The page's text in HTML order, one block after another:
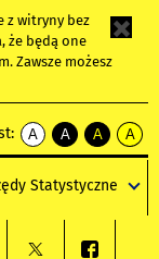
z witryny bez
że będą one
Zawsze możesz
A
kontrast
A
kontrast
tekst
czarnym
A
kontrast
tekst
czarnym
A
tekst
żółtym
Statystyczne